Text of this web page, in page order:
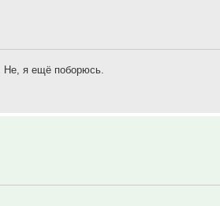
Не, я ещё поборюсь.